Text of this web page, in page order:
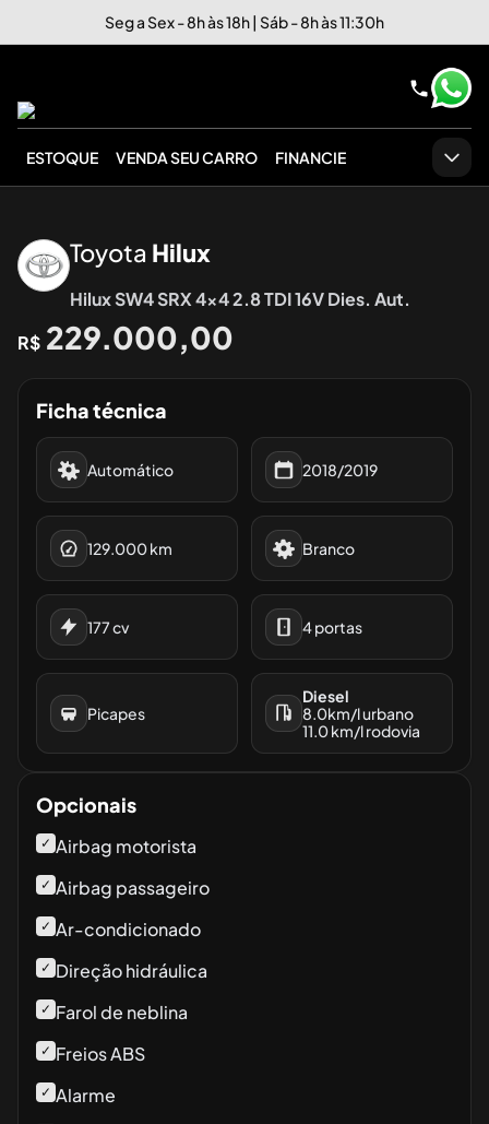
Seg a Sex - 8h às 18h | Sáb - 8h às 11:30h
ESTOQUE VENDA SEU CARRO FINANCIE
Toyota Hilux
Hilux SW4 SRX 4x4 2.8 TDI 16V Dies. Aut.
R$ 229.000,00
Ficha técnica
Automático 2018/2019
129.000km Branco
177cv 4portas
Picapes
Diesel
8.0km/l urbano
11.0km/l rodovia
Opcionais
✓ Airbag motorista
✓ Airbag passageiro
✓ Ar-condicionado
✓ Direção hidráulica
✓ Farol de neblina
✓ Freios ABS
✓ Alarme